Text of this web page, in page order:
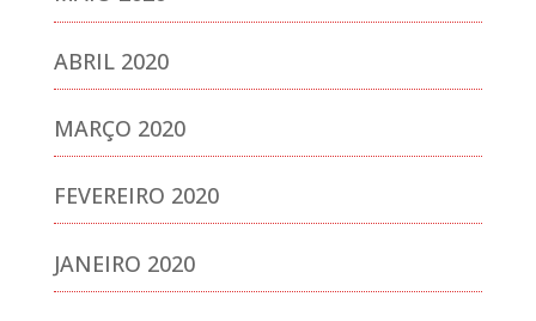
ABRIL 2020
MARÇO 2020
FEVEREIRO 2020
JANEIRO 2020